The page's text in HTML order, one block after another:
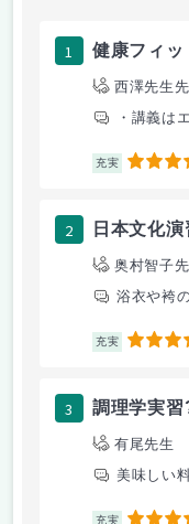
1 健康フィッ
西澤先生
充実 5
2 日本文化演
奥村智子
充実 5
3 調理学実習
有尾先生
充実